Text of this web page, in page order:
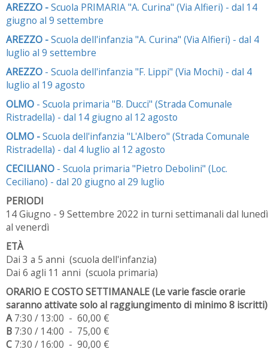
AREZZO -Scuola PRIMARIA "A. Curina" (Via Alfieri) - dal 14
giugno al 9 settembre
AREZZO -Scuola dell'infanzia "A. Curina" (Via Alfieri) - dal 4
luglio al 9 settembre
AREZZO - Scuola dell'infanzia "F. Lippi" (Via Mochi) - dal 4
luglio al 19 agosto
OLMO - Scuola primaria "B. Ducci" (Strada Comunale
Ristradella) - dal 14 giugno al 12 agosto
OLMO -Scuola dell'infanzia "L'Albero" (Strada Comunale
Ristradella) - dal 4 luglio al 12 agosto
CECILIANO - Scuola primaria "Pietro Debolini" (Loc.
Ceciliano) - dal 20 giugno al 29 luglio
PERIODI
14 Giugno - 9 Settembre 2022 in turni settimanali dal lunedì
al venerdì
ETÀ
Dai 3 a 5 anni (scuola dell'infanzia)
Dai 6 agli 11 anni (scuola primaria)
ORARIO E COSTO SETTIMANALE (Le varie fascie orarie
saranno attivate solo al raggiungimento di minimo 8 iscritti)
A7:30 / 13:00 - 60,00 €
B 7:30 / 14:00 - 75,00 €
C 7:30 / 16:00 - 90,00 €